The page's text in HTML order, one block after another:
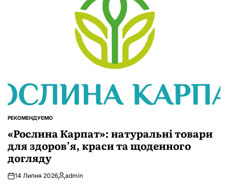
ОПУБЛІКУВАТИ
РЕКОМЕНДУЄМО
«Рослина Карпат»: натуральні товари
для здоров’я, краси та щоденного
догляду
14 Липня 2026Опубліковано
admin